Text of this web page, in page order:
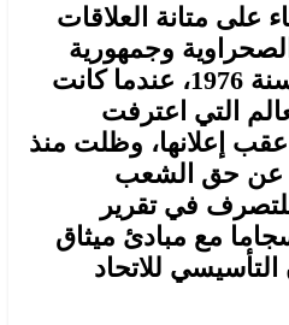
على متانة العلاقات
الصحراوية وجمهورية
أنغولا، والتي تعود إلى سنة 1976، عندما كانت
التي اعترفت
عقب إعلانها، وظلت منذ
عن حق الشعب
في تقرير
مع مبادئ ميثاق
التأسيسي للاتحاد